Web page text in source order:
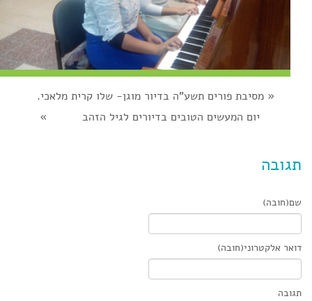
« מסיבת פורים תשע"ה בדיור מוגן- שלו קרית מלאכי.
יום המעשים הטובים בדיורים לגיל הזהב
»
תגובה
שם(חובה)
דואר אלקטרוני(חובה)
תגובה